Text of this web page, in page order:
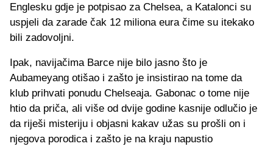
Englesku gdje je potpisao za Chelsea, a Katalonci su
uspjeli da zarade čak 12 miliona eura čime su itekako
bili zadovoljni.
Ipak, navijačima Barce nije bilo jasno što je
Aubameyang otišao i zašto je insistirao na tome da
klub prihvati ponudu Chelseaja. Gabonac o tome nije
htio da priča, ali više od dvije godine kasnije odlučio je
da riješi misteriju i objasni kakav užas su prošli on i
njegova porodica i zašto je na kraju napustio